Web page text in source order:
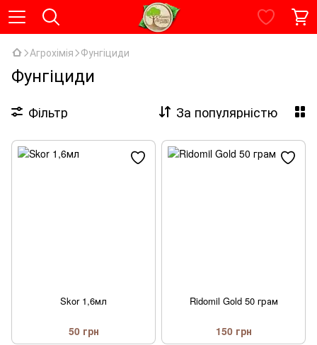
Агрохімія Фунгіциди
Фунгіциди
Фільтр За популярністю
Skor 1,6мл
50 грн
Ridomil Gold 50 грам
150 грн